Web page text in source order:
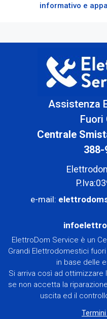
informativo e
Assistenza
Fuori
Centrale
388-
e-mail:
ElettroDom Service è un
Grandi Elettrodomestici
in base delle
Si arriva così ad ottimizzare
se non accetta la
uscita ed il